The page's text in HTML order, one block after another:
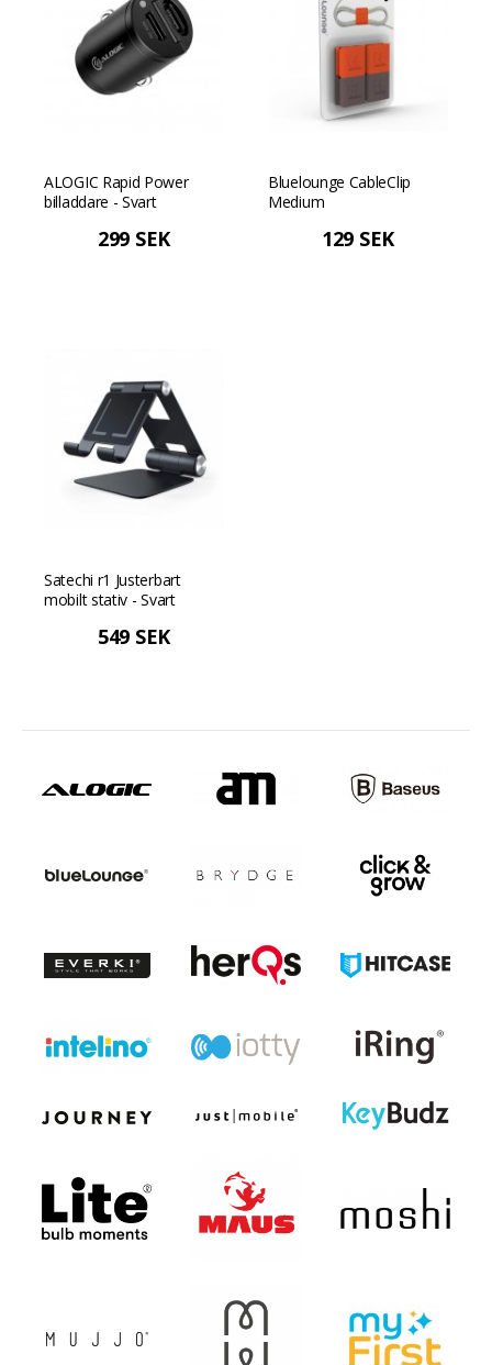
ALOGIC Rapid Power
billaddare - Svart
299 SEK
Bluelounge CableClip
Medium
129 SEK
Satechi r1 Justerbart
mobilt stativ - Svart
549 SEK